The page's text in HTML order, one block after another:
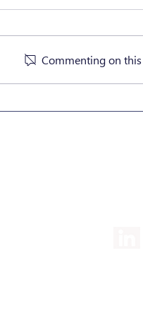
Blanchiment de
Commenting on